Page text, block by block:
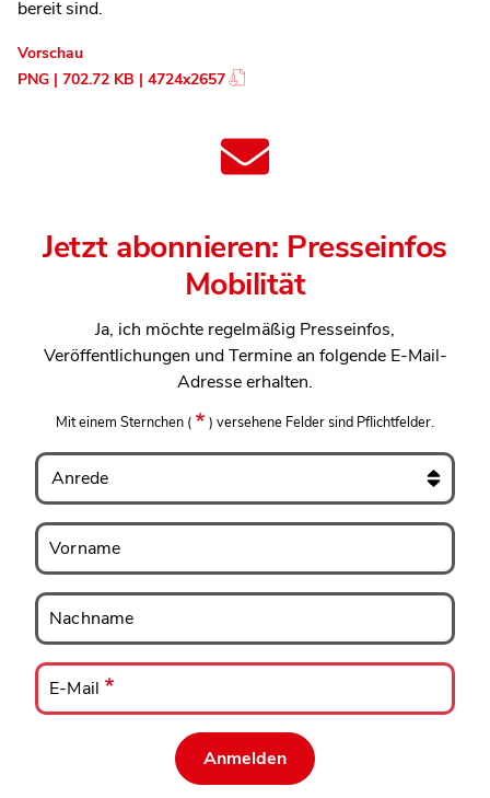
bereit sind.
Vorschau
PNG | 702.72 KB | 4724x2657
Jetzt abonnieren: Presseinfos
Mobilität
Ja, ich möchte regelmäßig Presseinfos,
Veröffentlichungen und Termine an folgende E-Mail-
Adresse erhalten.
Mit einem Sternchen ( ) versehene Felder sind Pflichtfelder.
Anrede
Vorname
Vorname
Nachname
Nachname
E-
Mail
E-Mail